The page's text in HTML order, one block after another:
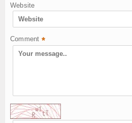
Website
Comment *